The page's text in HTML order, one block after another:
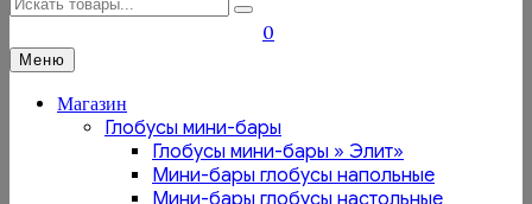
0
Меню
Магазин
Глобусы мини-бары
Глобусы мини-бары » Элит»
Мини-бары глобусы напольные
Мини-бары глобусы настольные